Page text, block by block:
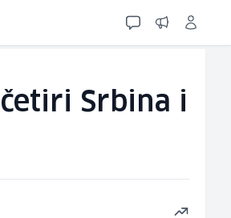
Srbina i